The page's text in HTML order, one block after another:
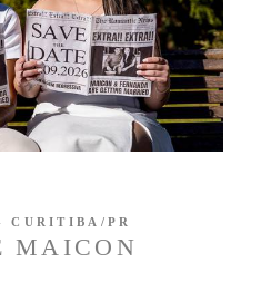
MAICON
CURITIBA/PR